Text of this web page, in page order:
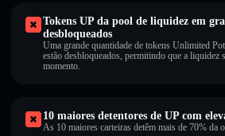
Tokens UP da pool de liquidez em
desbloqueados
Uma grande quantidade de tokens Unlimited
estão desbloqueados, permitindo que a liquidez
momento.
10 maiores detentores de UP com
As 10 maiores carteiras detêm mais de 70% da